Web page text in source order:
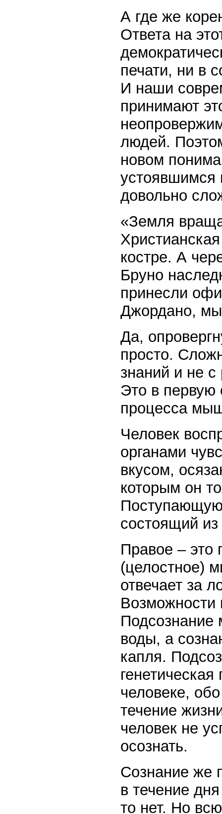
А где же
Ответа на
печати, ни в
И наши
принимают
людей.
новом
устоявшимся
довольно
«Земля
костре. А
Бруно
принесли
Джордано,
Да,
просто.
знаний и не
Это в первую
процесса
Человек
органами
вкусом,
которым он
состоящий
Правое – это
(целостное)
отвечает за
Возможности
Подсознание
воды, а
капля.
человеке,
течение
человек не
осознать.
Сознание же
в течение
то нет. Но